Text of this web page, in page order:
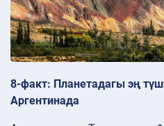
8-факт: Планетадагы эң
Аргентинада